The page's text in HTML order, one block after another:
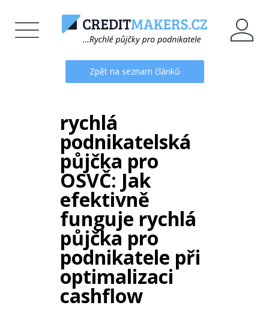
Zpět na seznam článků
rychlá
podnikatelská
půjčka pro
OSVČ: Jak
efektivně
funguje rychlá
půjčka pro
podnikatele při
optimalizaci
cashflow